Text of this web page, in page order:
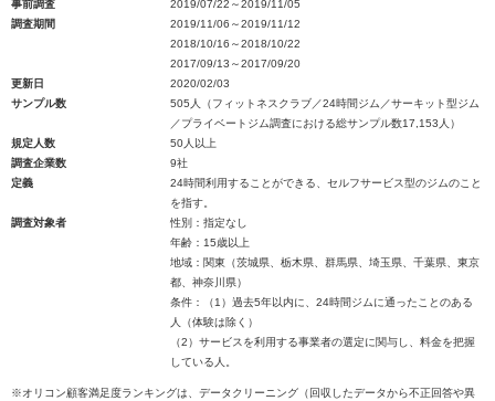
事前調査
2019/07/22～2019/11/05
調査期間
2019/11/06～2019/11/12
2018/10/16～2018/10/22
2017/09/13～2017/09/20
更新日
2020/02/03
サンプル数
505人（フィットネスクラブ／24時間ジム／サーキット型ジム
／プライベートジム調査における総サンプル数17,153人）
規定人数
50人以上
調査企業数
9社
定義
24時間利用することができる、セルフサービス型のジムのこと
を指す。
調査対象者
性別：指定なし
年齢：15歳以上
地域：関東（茨城県、栃木県、群馬県、埼玉県、千葉県、東京
都、神奈川県）
条件：（1）過去5年以内に、24時間ジムに通ったことのある
人（体験は除く）
（2）サービスを利用する事業者の選定に関与し、料金を把握
している人。
※オリコン顧客満足度ランキングは、データクリーニング（回収したデータから不正回答や異